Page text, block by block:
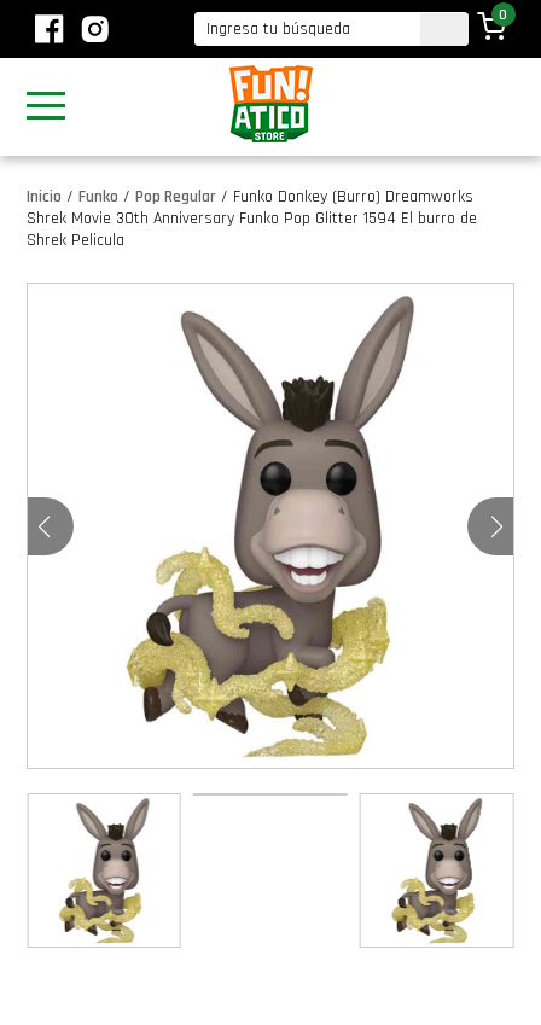
0
Inicio / Funko / Pop Regular / Funko Donkey (Burro) Dreamworks
Shrek Movie 30th Anniversary Funko Pop Glitter 1594 El burro de
Shrek Pelicula